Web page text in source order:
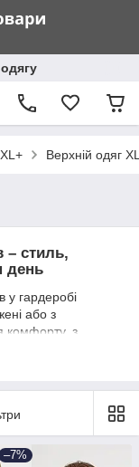
Верхній одяг
– стиль,
день
у гардеробі
або з
комфорту, з
–7%